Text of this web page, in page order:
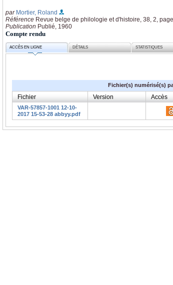
par Mortier, Roland
Référence Revue belge de philologie et d'histoire, 38, 2,
Publication Publié, 1960
Compte rendu
ACCÈS EN LIGNE DÉTAILS STATISTIQUES
Fichier(s) numérisé(s)
Fichier Version Accès
VAR-57857-1001 12-10-
2017 15-53-28 abbyy.pdf